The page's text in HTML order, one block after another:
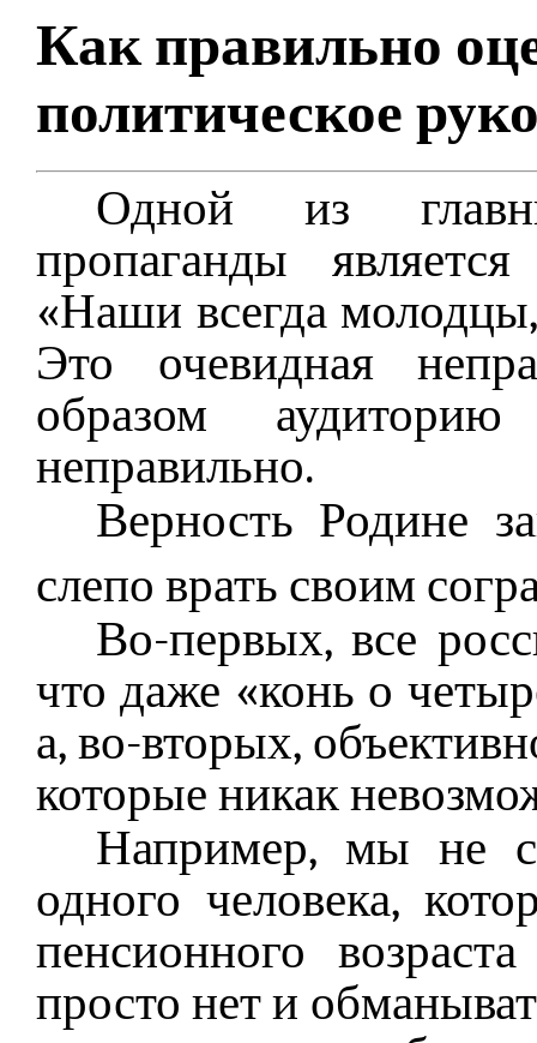
Как правильно
политическое
Одной из
пропаганды
«Наши всегда
Это очевидная
образом
неправильно.
Верность Родине
слепо врать своим
Во-первых, все
что даже «конь о
а, во-вторых,
которые никак
Например, мы не
одного человека,
пенсионного
просто нет и